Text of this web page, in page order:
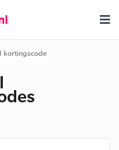
kortingscode